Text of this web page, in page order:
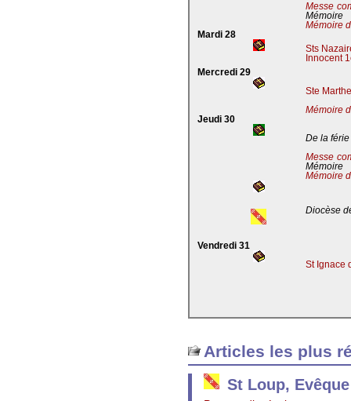
Messe
Mémoire
Mémoire
Mardi 28
Sts
Innocent
Mercredi 29
Ste
Mémoire
Jeudi 30
De la férie
Messe
Mémoire
Mémoire
Diocèse
Vendredi 31
St Ignace
Articles les plus
St Loup,